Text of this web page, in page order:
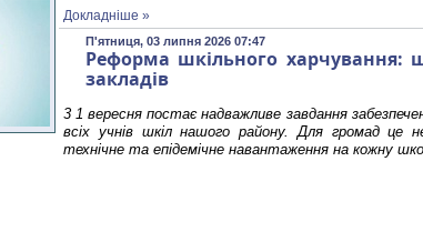
Докладніше »
П'ятниця, 03 липня 2026 07:47
Реформа шкільного харчування:
закладів
3 1 вересня постає надважливе завдання
всіх учнів шкіл нашого району. Для громад це
технічне та епідемічне навантаження на кожну